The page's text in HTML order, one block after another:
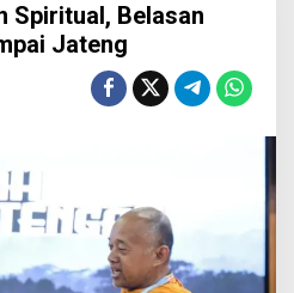
Spiritual, Belasan
Jateng